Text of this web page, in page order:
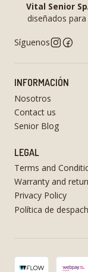
Vital Senior
diseñados
Síguenos
INFORMACIÓN
Nosotros
Contact us
Senior Blog
LEGAL
Terms and
Warranty and
Privacy Policy
Política de